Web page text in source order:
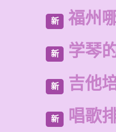
新 福州
新 学琴
新 吉他
新 唱歌